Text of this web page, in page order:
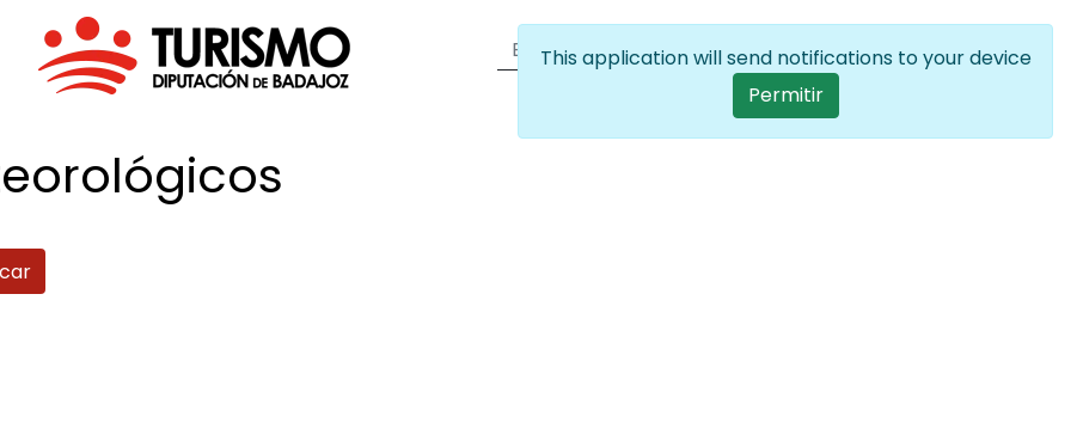
User account menu
Iniciar sesión ES Lista
This application will send notifications to your device
Permitir